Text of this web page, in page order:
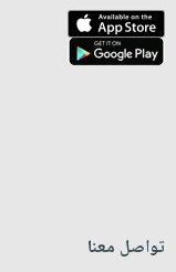
تواصل معنا